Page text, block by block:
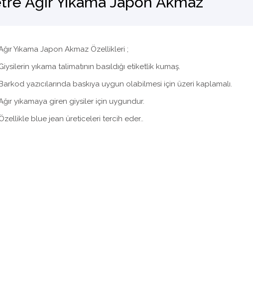
Yıkama Japon Akmaz Özellikleri ;
yıkama talimatının basıldığı etiketlik kumaş.
yazıcılarında baskıya uygun olabilmesi için üzeri kaplamalı.
yıkamaya giren giysiler için uygundur.
blue jean üreticeleri tercih eder..